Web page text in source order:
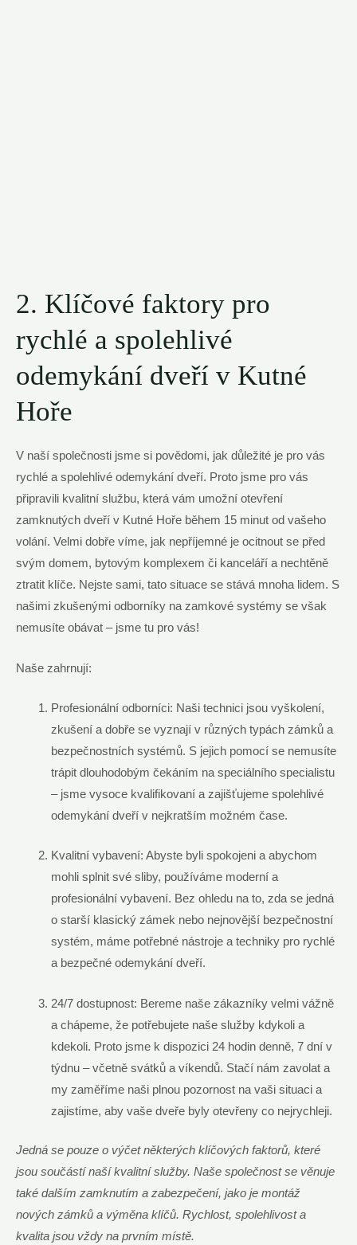
2. Klíčové faktory pro
rychlé a spolehlivé
odemykání dveří v Kutné
Hoře
V naší společnosti jsme si povědomi, jak důležité je pro vás
rychlé a spolehlivé odemykání dveří. Proto jsme pro vás
připravili kvalitní službu, která vám umožní otevření
zamknutých dveří v Kutné Hoře během 15 minut od vašeho
volání. Velmi dobře víme, jak nepříjemné je ocitnout se před
svým domem, bytovým komplexem či kanceláří a nechtěně
ztratit klíče. Nejste sami, tato situace se stává mnoha lidem. S
našimi zkušenými odborníky na zamkové systémy se však
nemusíte obávat – jsme tu pro vás!
Naše zahrnují:
Profesionální odborníci: Naši technici jsou vyškolení,
zkušení a dobře se vyznají v různých typách zámků a
bezpečnostních systémů. S jejich pomocí se nemusíte
trápit dlouhodobým čekáním na speciálního specialistu
– jsme vysoce kvalifikovaní a zajišťujeme spolehlivé
odemykání dveří v nejkratším možném čase.
Kvalitní vybavení: Abyste byli spokojeni a abychom
mohli splnit své sliby, používáme moderní a
profesionální vybavení. Bez ohledu na to, zda se jedná
o starší klasický zámek nebo nejnovější bezpečnostní
systém, máme potřebné nástroje a techniky pro rychlé
a bezpečné odemykání dveří.
24/7 dostupnost: Bereme naše zákazníky velmi vážně
a chápeme, že potřebujete naše služby kdykoli a
kdekoli. Proto jsme k dispozici 24 hodin denně, 7 dní v
týdnu – včetně svátků a víkendů. Stačí nám zavolat a
my zaměříme naši plnou pozornost na vaši situaci a
zajistíme, aby vaše dveře byly otevřeny co nejrychleji.
Jedná se pouze o výčet některých klíčových faktorů, které
jsou součástí naší kvalitní služby. Naše společnost se věnuje
také dalším zamknutím a zabezpečení, jako je montáž
nových zámků a výměna klíčů. Rychlost, spolehlivost a
kvalita jsou vždy na prvním místě.